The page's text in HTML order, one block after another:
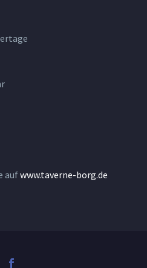
aufwww.taverne-borg.de